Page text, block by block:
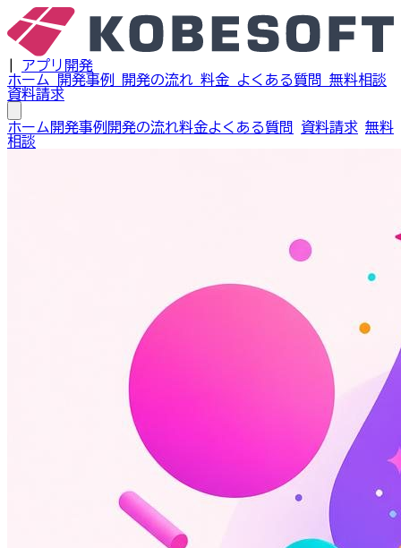
アプリ開発
ホーム
開発事例 開発の流れ 料金 よくある質問 無料相談
資料請求
ホーム 開発事例 開発の流れ料金よくある質問 資料請求 無料
相談